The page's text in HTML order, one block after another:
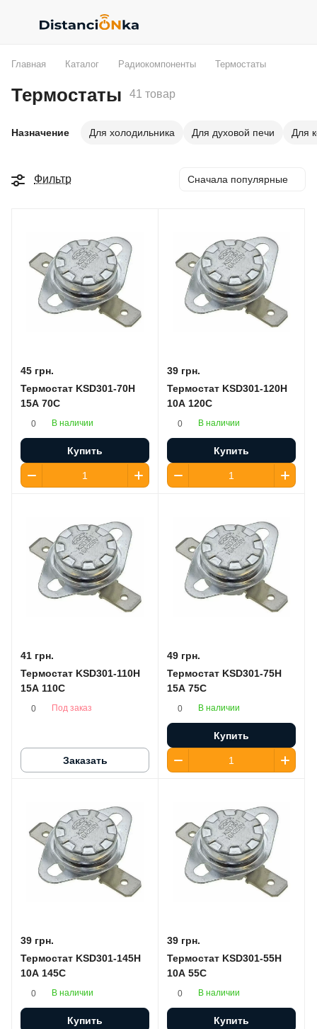
Главная Каталог Радиокомпоненты Термостаты
Термостаты 41 товар
Назначение Для холодильника Для духовой печи Для
Фильтр Сначала популярные
45 грн.
Термостат KSD301-70H
15A 70C
0 В наличии
Купить
39 грн.
Термостат KSD301-120H
10A 120C
0 В наличии
Купить
41 грн.
Термостат KSD301-110H
15A 110C
0 Под заказ
Заказать
49 грн.
Термостат KSD301-75H
15A 75C
0 В наличии
Купить
39 грн.
Термостат KSD301-145H
10A 145C
0 В наличии
Купить
39 грн.
Термостат KSD301-55H
10A 55C
0 В наличии
Купить